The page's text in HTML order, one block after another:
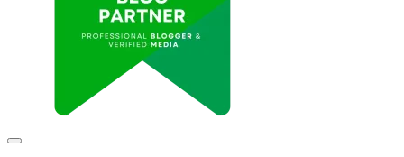
Expand